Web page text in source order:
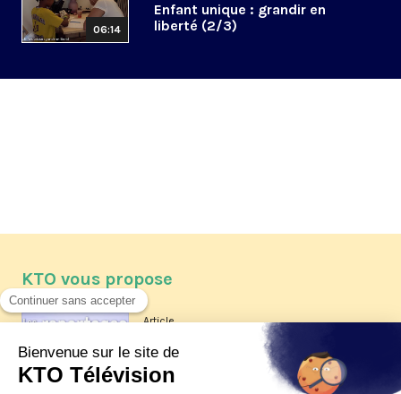
06:14
Enfant unique : grandir en
liberté (2/3)
KTO vous propose
Article
Les reportages d'été 2026 de KTO